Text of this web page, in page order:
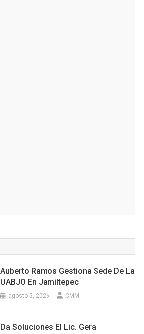
Auberto Ramos Gestiona Sede De La
UABJO En Jamiltepec
agosto 5, 2026 CMM
Da Soluciones El Lic. Gera